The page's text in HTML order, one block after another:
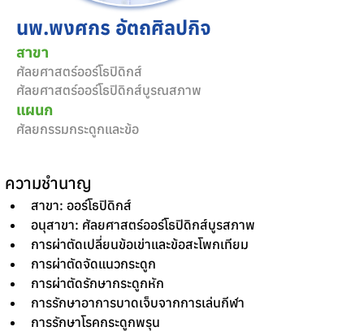
นพ.พงศกร อัตถศิลปกิจ
สาขา
ศัลยศาสตร์ออร์โธปิดิกส์
ศัลยศาสตร์ออร์โธปิดิกส์บูรณสภาพ
แผนก
ศัลยกรรมกระดูกและข้อ
ความชำนาญ
สาขา: ออร์โธปิดิกส์
อนุสาขา: ศัลยศาสตร์ออร์โธปิดิกส์บูรสภาพ
การผ่าตัดเปลี่ยนข้อเข่าและข้อสะโพกเทียม
การผ่าตัดจัดแนวกระดูก
การผ่าตัดรักษากระดูกหัก
การรักษาอาการบาดเจ็บจากการเล่นกีฬา
การรักษาโรคกระดูกพรุน